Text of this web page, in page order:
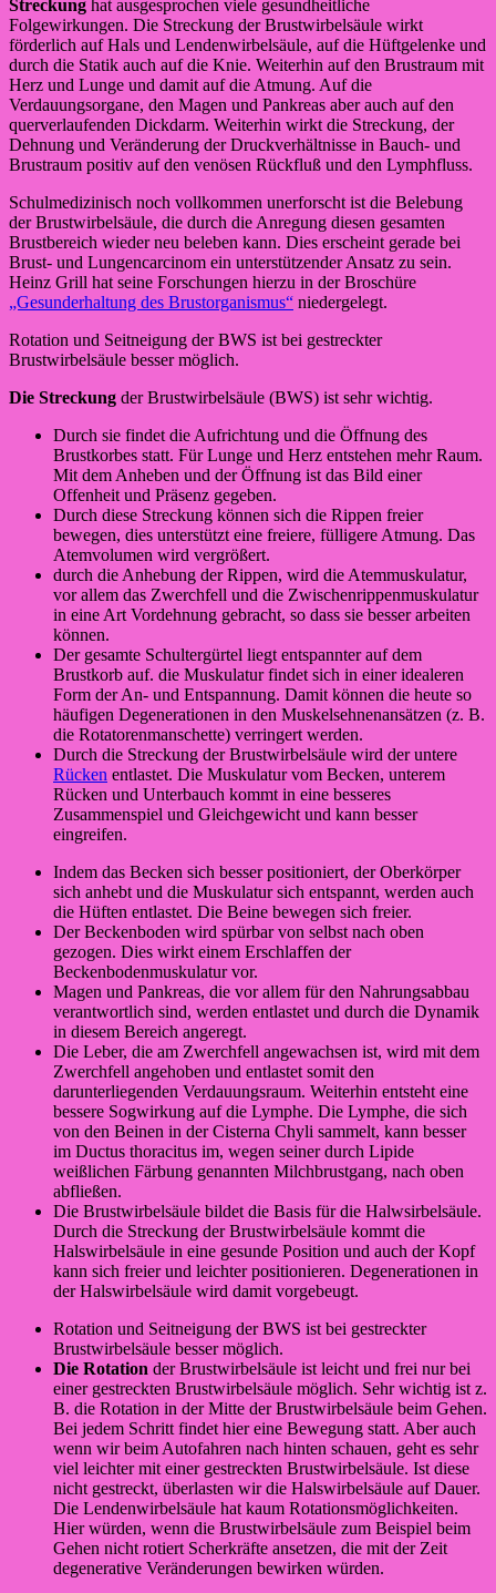
Streckung hat ausgesprochen viele gesundheitliche
Folgewirkungen. Die Streckung der Brustwirbelsäule wirkt
förderlich auf Hals und Lendenwirbelsäule, auf die Hüftgelenke und
durch die Statik auch auf die Knie. Weiterhin auf den Brustraum mit
Herz und Lunge und damit auf die Atmung. Auf die
Verdauungsorgane, den Magen und Pankreas aber auch auf den
querverlaufenden Dickdarm. Weiterhin wirkt die Streckung, der
Dehnung und Veränderung der Druckverhältnisse in Bauch- und
Brustraum positiv auf den venösen Rückfluß und den Lymphfluss.
Schulmedizinisch noch vollkommen unerforscht ist die Belebung
der Brustwirbelsäule, die durch die Anregung diesen gesamten
Brustbereich wieder neu beleben kann. Dies erscheint gerade bei
Brust- und Lungencarcinom ein unterstützender Ansatz zu sein.
Heinz Grill hat seine Forschungen hierzu in der Broschüre
„Gesunderhaltung des Brustorganismus“ niedergelegt.
Rotation und Seitneigung der BWS ist bei gestreckter
Brustwirbelsäule besser möglich.
Die Streckung der Brustwirbelsäule (BWS) ist sehr wichtig.
Durch sie findet die Aufrichtung und die Öffnung des
Brustkorbes statt. Für Lunge und Herz entstehen mehr Raum.
Mit dem Anheben und der Öffnung ist das Bild einer
Offenheit und Präsenz gegeben.
Durch diese Streckung können sich die Rippen freier
bewegen, dies unterstützt eine freiere, fülligere Atmung. Das
Atemvolumen wird vergrößert.
durch die Anhebung der Rippen, wird die Atemmuskulatur,
vor allem das Zwerchfell und die Zwischenrippenmuskulatur
in eine Art Vordehnung gebracht, so dass sie besser arbeiten
können.
Der gesamte Schultergürtel liegt entspannter auf dem
Brustkorb auf. die Muskulatur findet sich in einer idealeren
Form der An- und Entspannung. Damit können die heute so
häufigen Degenerationen in den Muskelsehnenansätzen (z. B.
die Rotatorenmanschette) verringert werden.
Durch die Streckung der Brustwirbelsäule wird der untere
Rücken entlastet. Die Muskulatur vom Becken, unterem
Rücken und Unterbauch kommt in eine besseres
Zusammenspiel und Gleichgewicht und kann besser
eingreifen.
Indem das Becken sich besser positioniert, der Oberkörper
sich anhebt und die Muskulatur sich entspannt, werden auch
die Hüften entlastet. Die Beine bewegen sich freier.
Der Beckenboden wird spürbar von selbst nach oben
gezogen. Dies wirkt einem Erschlaffen der
Beckenbodenmuskulatur vor.
Magen und Pankreas, die vor allem für den Nahrungsabbau
verantwortlich sind, werden entlastet und durch die Dynamik
in diesem Bereich angeregt.
Die Leber, die am Zwerchfell angewachsen ist, wird mit dem
Zwerchfell angehoben und entlastet somit den
darunterliegenden Verdauungsraum. Weiterhin entsteht eine
bessere Sogwirkung auf die Lymphe. Die Lymphe, die sich
von den Beinen in der Cisterna Chyli sammelt, kann besser
im Ductus thoracitus im, wegen seiner durch Lipide
weißlichen Färbung genannten Milchbrustgang, nach oben
abfließen.
Die Brustwirbelsäule bildet die Basis für die Halwsirbelsäule.
Durch die Streckung der Brustwirbelsäule kommt die
Halswirbelsäule in eine gesunde Position und auch der Kopf
kann sich freier und leichter positionieren. Degenerationen in
der Halswirbelsäule wird damit vorgebeugt.
Rotation und Seitneigung der BWS ist bei gestreckter
Brustwirbelsäule besser möglich.
Die Rotation der Brustwirbelsäule ist leicht und frei nur bei
einer gestreckten Brustwirbelsäule möglich. Sehr wichtig ist z.
B. die Rotation in der Mitte der Brustwirbelsäule beim Gehen.
Bei jedem Schritt findet hier eine Bewegung statt. Aber auch
wenn wir beim Autofahren nach hinten schauen, geht es sehr
viel leichter mit einer gestreckten Brustwirbelsäule. Ist diese
nicht gestreckt, überlasten wir die Halswirbelsäule auf Dauer.
Die Lendenwirbelsäule hat kaum Rotationsmöglichkeiten.
Hier würden, wenn die Brustwirbelsäule zum Beispiel beim
Gehen nicht rotiert Scherkräfte ansetzen, die mit der Zeit
degenerative Veränderungen bewirken würden.